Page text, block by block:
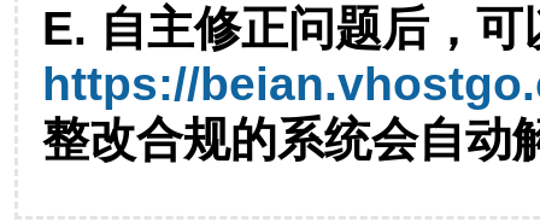
E. 自主修正问题后，可
https://
整改合规的系统会自动